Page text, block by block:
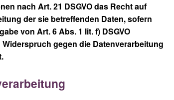
nach Art. 21 DSGVO das Recht auf
der sie betreffenden Daten, sofern
von Art. 6 Abs. 1 lit. f) DSGVO
gegen die Datenverarbeitung